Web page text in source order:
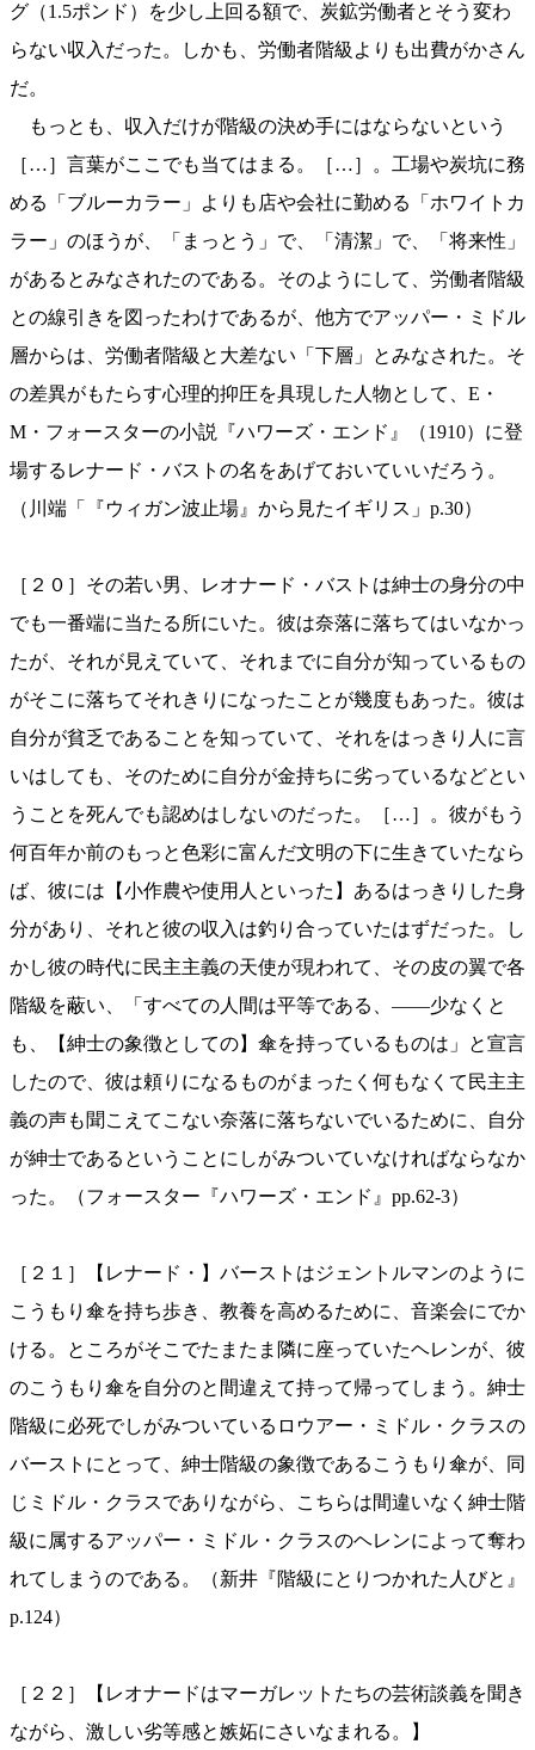
グ（1.5ポンド）を少し上回る額で、炭鉱労働者とそう変わ
らない収入だった。しかも、労働者階級よりも出費がかさん
だ。
もっとも、収入だけが階級の決め手にはならないという
［…］言葉がここでも当てはまる。［…］。工場や炭坑に務
める「ブルーカラー」よりも店や会社に勤める「ホワイトカ
ラー」のほうが、「まっとう」で、「清潔」で、「将来性」
があるとみなされたのである。そのようにして、労働者階級
との線引きを図ったわけであるが、他方でアッパー・ミドル
層からは、労働者階級と大差ない「下層」とみなされた。そ
の差異がもたらす心理的抑圧を具現した人物として、E・
M・フォースターの小説『ハワーズ・エンド』（1910）に登
場するレナード・バストの名をあげておいていいだろう。
（川端「『ウィガン波止場』から見たイギリス」p.30）
［２０］その若い男、レオナード・バストは紳士の身分の中
でも一番端に当たる所にいた。彼は奈落に落ちてはいなかっ
たが、それが見えていて、それまでに自分が知っているもの
がそこに落ちてそれきりになったことが幾度もあった。彼は
自分が貧乏であることを知っていて、それをはっきり人に言
いはしても、そのために自分が金持ちに劣っているなどとい
うことを死んでも認めはしないのだった。［…］。彼がもう
何百年か前のもっと色彩に富んだ文明の下に生きていたなら
ば、彼には【小作農や使用人といった】あるはっきりした身
分があり、それと彼の収入は釣り合っていたはずだった。し
かし彼の時代に民主主義の天使が現われて、その皮の翼で各
階級を蔽い、「すべての人間は平等である、——少なくと
も、【紳士の象徴としての】傘を持っているものは」と宣言
したので、彼は頼りになるものがまったく何もなくて民主主
義の声も聞こえてこない奈落に落ちないでいるために、自分
が紳士であるということにしがみついていなければならなか
った。（フォースター『ハワーズ・エンド』pp.62-3）
［２１］【レナード・】バーストはジェントルマンのように
こうもり傘を持ち歩き、教養を高めるために、音楽会にでか
ける。ところがそこでたまたま隣に座っていたヘレンが、彼
のこうもり傘を自分のと間違えて持って帰ってしまう。紳士
階級に必死でしがみついているロウアー・ミドル・クラスの
バーストにとって、紳士階級の象徴であるこうもり傘が、同
じミドル・クラスでありながら、こちらは間違いなく紳士階
級に属するアッパー・ミドル・クラスのヘレンによって奪わ
れてしまうのである。（新井『階級にとりつかれた人びと』
p.124）
［２２］【レオナードはマーガレットたちの芸術談義を聞き
ながら、激しい劣等感と嫉妬にさいなまれる。】